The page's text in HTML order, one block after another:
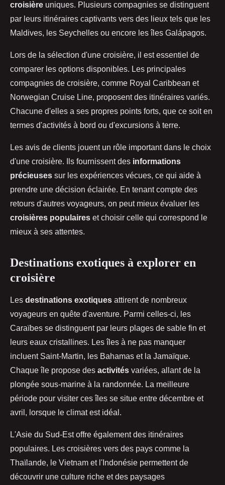
croisière uniques. Plusieurs compagnies se distinguent
par leurs itinéraires captivants vers des lieux tels que les
Maldives, les Seychelles ou encore les îles Galápagos.
Lors de la sélection d'une croisière, il est essentiel de
comparer les options disponibles. Les principales
compagnies de croisière, comme Royal Caribbean et
Norwegian Cruise Line, proposent des itinéraires variés.
Chacune d'elles a ses propres points forts, que ce soit en
termes d'activités à bord ou d'excursions à terre.
Les avis de clients jouent un rôle important dans le choix
d'une croisière. Ils fournissent des informations
précieuses sur les expériences vécues, ce qui aide à
prendre une décision éclairée. En tenant compte des
retours d'autres voyageurs, on peut mieux évaluer les
croisières populaires et choisir celle qui correspond le
mieux à ses attentes.
Destinations exotiques à explorer en
croisière
Les destinations exotiques attirent de nombreux
voyageurs en quête d'aventure. Parmi celles-ci, les
Caraïbes se distinguent par leurs plages de sable fin et
leurs eaux cristallines. Les îles à ne pas manquer
incluent Saint-Martin, les Bahamas et la Jamaïque.
Chaque île propose des activités variées, allant de la
plongée sous-marine à la randonnée. La meilleure
période pour visiter ces îles se situe entre décembre et
avril, lorsque le climat est idéal.
L'Asie du Sud-Est offre également des itinéraires
populaires. Les croisières vers des pays comme la
Thaïlande, le Vietnam et l'Indonésie permettent de
découvrir une culture riche et des paysages